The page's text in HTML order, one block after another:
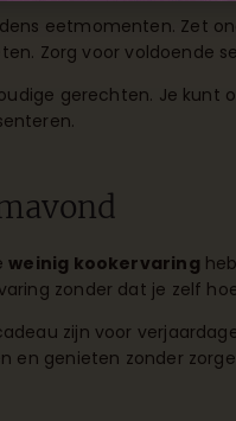
eetmomenten. Zet
Zorg voor voldoende
gerechten. Je kunt
weinig kookervaring
zonder dat je zelf
zijn voor
en genieten zonder